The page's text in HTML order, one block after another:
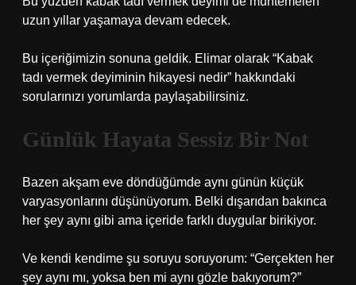
uzun yıllar yaşamaya devam edecek.
Bu içeriğimizin sonuna geldik. Elimar olarak “Kabak
tadı vermek deyiminin hikayesi nedir” hakkındaki
sorularınızı yorumlarda paylaşabilirsiniz.
Günlük Hayata Sessiz Bir Not
Bazen akşam eve döndüğümde aynı günün küçük
varyasyonlarını düşünüyorum. Belki dışarıdan bakınca
her şey aynı gibi ama içeride farklı duygular birikiyor.
Ve kendi kendime şu soruyu soruyorum: “Gerçekten her
şey aynı mı, yoksa ben mi aynı gözle bakıyorum?”